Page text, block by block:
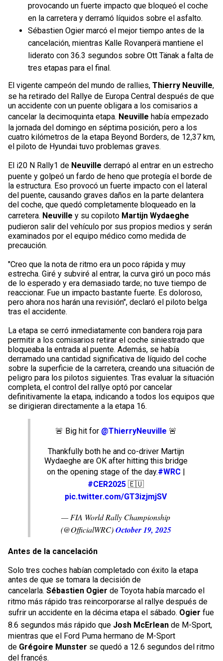
provocando un fuerte impacto que bloqueó el coche
en la carretera y derramó líquidos sobre el asfalto.
Sébastien Ogier marcó el mejor tiempo antes de la
cancelación, mientras Kalle Rovanperä mantiene el
liderato con 36.3 segundos sobre Ott Tänak a falta de
tres etapas para el final.
El vigente campeón del mundo de rallies, Thierry Neuville,
se ha retirado del Rallye de Europa Central después de que
un accidente con un puente obligara a los comisarios a
cancelar la decimoquinta etapa. Neuville había empezado
la jornada del domingo en séptima posición, pero a los
cuatro kilómetros de la etapa Beyond Borders, de 12,37 km,
el piloto de Hyundai tuvo problemas graves.
El i20 N Rally1 de Neuville derrapó al entrar en un estrecho
puente y golpeó un fardo de heno que protegía el borde de
la estructura. Eso provocó un fuerte impacto con el lateral
del puente, causando graves daños en la parte delantera
del coche, que quedó completamente bloqueado en la
carretera. Neuville y su copiloto Martijn Wydaeghe
pudieron salir del vehículo por sus propios medios y serán
examinados por el equipo médico como medida de
precaución.
"Creo que la nota de ritmo era un poco rápida y muy
estrecha. Giré y subviré al entrar, la curva giró un poco más
de lo esperado y era demasiado tarde; no tuve tiempo de
reaccionar. Fue un impacto bastante fuerte. Es doloroso,
pero ahora nos harán una revisión", declaró el piloto belga
tras el accidente.
La etapa se cerró inmediatamente con bandera roja para
permitir a los comisarios retirar el coche siniestrado que
bloqueaba la entrada al puente. Además, se había
derramado una cantidad significativa de líquido del coche
sobre la superficie de la carretera, creando una situación de
peligro para los pilotos siguientes. Tras evaluar la situación
completa, el control del rallye optó por cancelar
definitivamente la etapa, indicando a todos los equipos que
se dirigieran directamente a la etapa 16.
🚨 Big hit for @ThierryNeuville 🚨
Thankfully both he and co-driver Martijn
Wydaeghe are OK after hitting this bridge
on the opening stage of the day.#WRC|
#CER2025 🇪🇺
pic.twitter.com/GT3izjmjSV
— FIA World Rally Championship
(@OfficialWRC)October 19, 2025
Antes de la cancelación
Solo tres coches habían completado con éxito la etapa
antes de que se tomara la decisión de
cancelarla. Sébastien Ogier de Toyota había marcado el
ritmo más rápido tras reincorporarse al rallye después de
sufrir un accidente en la décima etapa el sábado. Ogier fue
8.6 segundos más rápido que Josh McErlean de M-Sport,
mientras que el Ford Puma hermano de M-Sport
de Grégoire Munster se quedó a 12.6 segundos del ritmo
del francés.